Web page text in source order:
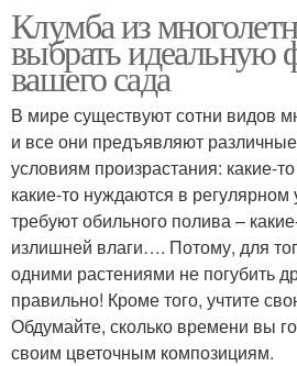
Клумба из
выбрать идеальную
вашего сада
В мире существуют сотни видов
и все они предъявляют
условиям произрастания: какие-
какие-то нуждаются в регулярном
требуют обильного полива –
излишней влаги…. Потому, для
одними растениями не погубить
правильно! Кроме того, учтите
Обдумайте, сколько времени вы
своим цветочным композициям.